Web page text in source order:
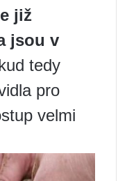
již
jsou v
tedy
pro
velmi